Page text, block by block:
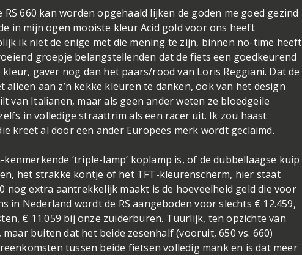
660 kan worden opgehaald lijken de goden me goed gezind
in mijn ogen mooiste kleur Acid gold voor ons heeft
ik niet de enige met die mening te zijn, binnen no-time heeft
groepje belangstellenden dat de fiets een goedkeurend
gaver nog dan het paars/rood van Loris Reggiani. Dat de
aan z’n kekke kleuren te danken, ook van het design
van Italianen, maar als geen ander weten ze bloedgeile
in volledige straattrim als een racer uit. Ik zou haast
kreet al door een ander Europees merk wordt geclaimd.
‘triple-lamp’ koplamp is, of de dubbellaagse kuip
het strakke kontje of het TFT-kleurenscherm, hier staat
nog extra aantrekkelijk maakt is de hoeveelheid geld die voor
in Nederland wordt de RS aangeboden voor slechts € 12.459,
€ 11.059 bij onze zuiderburen. Tuurlijk, ten opzichte van
buiten dat het beide zesenhalf (vooruit, 650 vs. 660)
tussen beide fietsen volledig mank en is dat meer